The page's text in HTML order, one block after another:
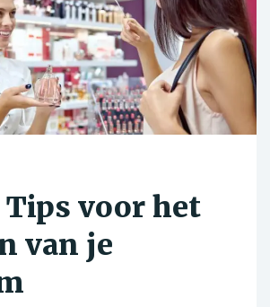
Tips voor het
van je